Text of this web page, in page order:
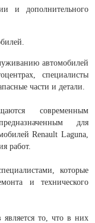
и дополнительного
автомобилей
специалисты
части и детали.
современным
для
Renault Laguna,
работ.
которые
и технического
то, что в них